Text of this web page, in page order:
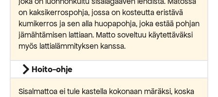
on kaksikerrospohja, jossa on kosteutta eristävä
kumikerros ja sen alla huopapohja, joka estää pohjan
jämähtämisen lattiaan. Matto soveltuu käytettäväksi
myös lattialämmityksen kanssa.
Hoito-ohje
Sisalmattoa ei tule kastella kokonaan märäksi, koska